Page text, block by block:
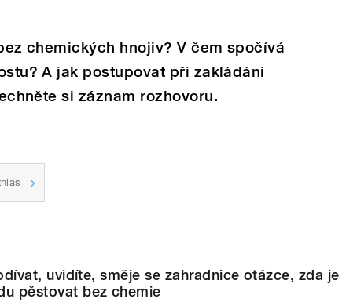
chemických hnojiv? V čem spočívá
A jak postupovat při zakládání
si záznam rozhovoru.
uvidíte, směje se zahradnice otázce, zda je
pěstovat bez chemie